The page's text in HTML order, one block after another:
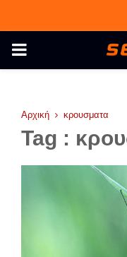
PRIMARY
Αρχική κρουσματα
Tag :